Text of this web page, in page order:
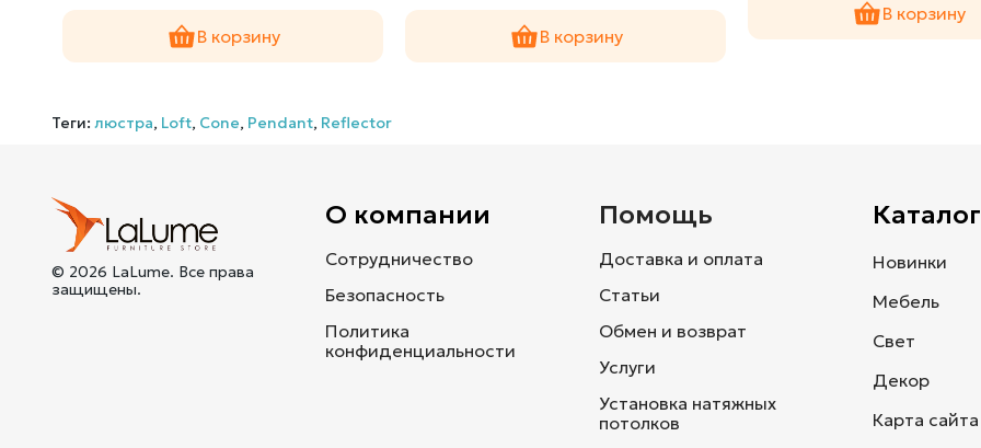
В корзину В корзину
В корзину
Теги:люстра, Loft, Cone, Pendant, Reflector
© 2026 LaLume. Все права
защищены.
О компании
Сотрудничество
Безопасность
Политика
конфиденциальности
Помощь
Доставка и оплата
Статьи
Обмен и возврат
Услуги
Установка натяжных
потолков
Каталог
Новинки
Мебель
Свет
Декор
Карта сайта